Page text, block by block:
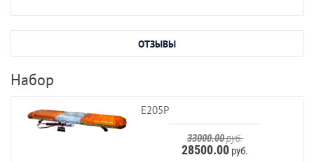
ОТЗЫВЫ
Набор
E205P
33000.00руб.
28500.00 руб.